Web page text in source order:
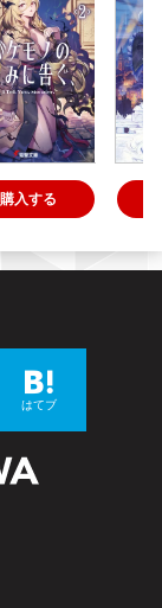
購入する
はてブ